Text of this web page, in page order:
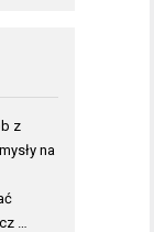
z
na
…